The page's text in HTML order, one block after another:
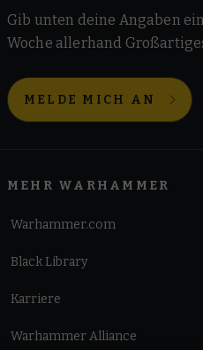
Gib unten deine Angaben
Woche allerhand
MELDE MICH AN
MEHR WARHAMMER
Warhammer.com
Black Library
Karriere
Warhammer Alliance